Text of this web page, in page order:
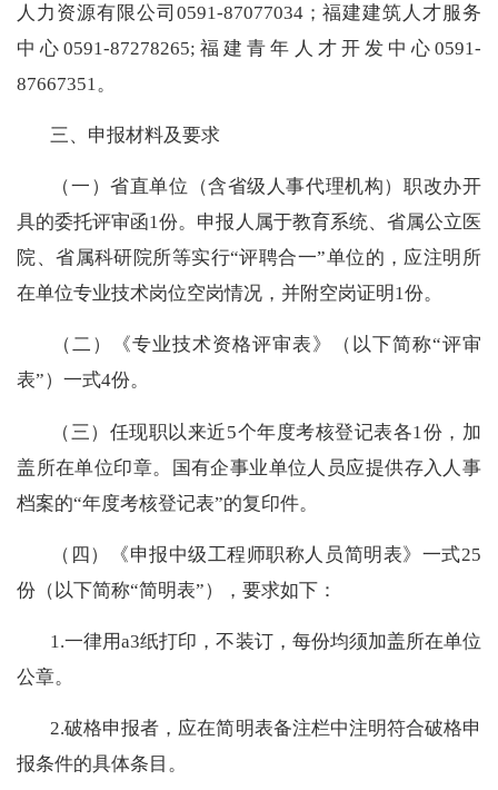
人力资源有限公司0591-87077034；福建建筑人才服务
中心0591-87278265;福建青年人才开发中心0591-
87667351。
三、申报材料及要求
（一）省直单位（含省级人事代理机构）职改办开
具的委托评审函1份。申报人属于教育系统、省属公立医
院、省属科研院所等实行“评聘合一”单位的，应注明所
在单位专业技术岗位空岗情况，并附空岗证明1份。
（二） 《专业技术资格评审表》（ 以下简称“评审
表”）一式4份。
（三）任现职以来近5个年度考核登记表各1份 ， 加
盖 所在单位印章。 国有企事业单位人员应提供存入人事
档案的“年度考核登记表”的复印件。
（四） 《申报中级工程师职称人员简明表》 一式25
份 （以下简称“简明表”） ，要求如下：
1.一律用a3纸打印，不装订，每份均须加盖所在单位
公章。
2.破格申报者，应在简明表备注栏中注明符合破格申
报条件的具体条目。